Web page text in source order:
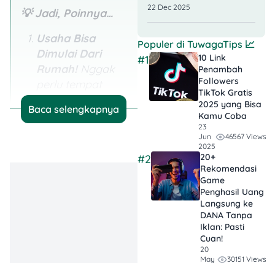
💡 Jadi, Poinnya…
Usaha Bisa
Dimulai Dari
Rumah!Nggak
fancy, cukup
manfaatin dapur,
Baca selengkapnya
22 Dec 2025
Populer di TuwagaTips 📈
#1
10 Link
Penambah
Followers
TikTok Gratis​
2025 yang Bisa
Kamu Coba
23
Jun
2025
46567 Views
#2
20+
Rekomendasi
Game
Penghasil Uang
Langsung ke
DANA Tanpa
Iklan​: Pasti
Cuan!
20
May
30151 Views